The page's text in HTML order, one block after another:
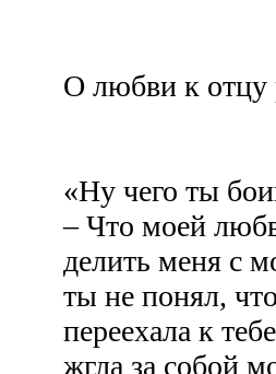
О любви к
«Ну чего ты
– Что моей
делить меня с
ты не понял,
переехала к
жгла за собой